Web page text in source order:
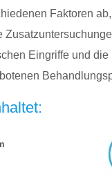
Faktoren
Eingriffe und